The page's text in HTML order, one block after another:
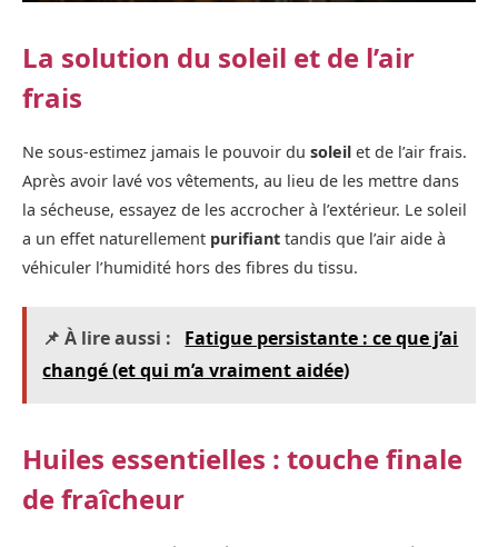
La solution du soleil et de l’air
frais
Ne sous-estimez jamais le pouvoir du soleil et de l’air frais.
Après avoir lavé vos vêtements, au lieu de les mettre dans
la sécheuse, essayez de les accrocher à l’extérieur. Le soleil
a un effet naturellement purifiant tandis que l’air aide à
véhiculer l’humidité hors des fibres du tissu.
📌 À lire aussi :
Fatigue persistante : ce que j’ai
changé (et qui m’a vraiment aidée)
Huiles essentielles : touche finale
de fraîcheur